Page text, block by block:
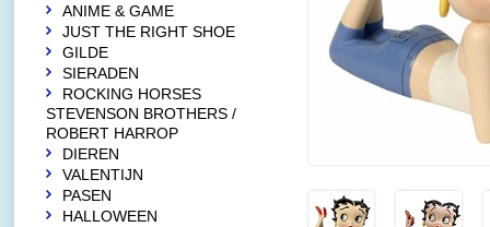
ANIME & GAME
JUST THE RIGHT SHOE
GILDE
SIERADEN
ROCKING HORSES
STEVENSON BROTHERS /
ROBERT HARROP
DIEREN
VALENTIJN
PASEN
HALLOWEEN